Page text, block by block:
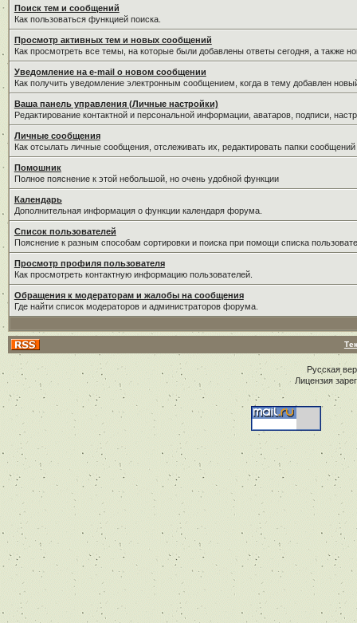
Поиск тем и сообщений
Как пользоваться функцией поиска.
Просмотр активных тем и новых сообщений
Как просмотреть все темы, на которые были добавлены ответы сегодня, а также
Уведомление на е-mail о новом сообщении
Как получить уведомление электронным сообщением, когда в тему добавлен
Ваша панель управления (Личные настройки)
Редактирование контактной и персональной информации, аватаров, подписи,
Личные сообщения
Как отсылать личные сообщения, отслеживать их, редактировать папки
Помошник
Полное пояснение к этой небольшой, но очень удобной функции
Календарь
Дополнительная информация о функции календаря форума.
Список пользователей
Пояснение к разным способам сортировки и поиска при помощи списка
Просмотр профиля пользователя
Как просмотреть контактную информацию пользователей.
Обращения к модераторам и жалобы на сообщения
Где найти список модераторов и администраторов форума.
Русская
Лицензия